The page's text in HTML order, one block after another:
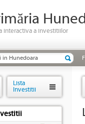
interactiva a investitiilor
Lista
Investitii